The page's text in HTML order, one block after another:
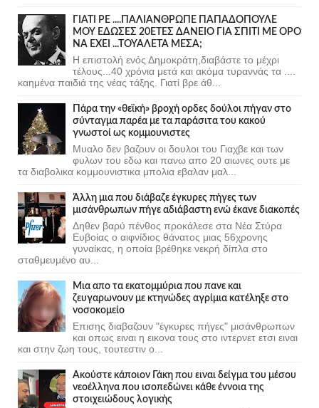
ΓΙΑΤΙ ΡΕ ....ΠΑΛΙΑΝΘΡΩΠΕ ΠΑΠΑΔΟΠΟΥΛΕ
ΜΟΥ ΕΔΩΣΕΣ 20ΕΤΕΣ ΔΑΝΕΙΟ ΓΙΑ ΣΠΙΤΙ ΜΕ ΟΡΟ
ΝΑ ΕΧΕΙ ...ΤΟΥΑΛΕΤΑ ΜΕΣΑ;
Η επιστολή ενός Δημοκράτη,διαβάστε το μέχρι
τέλους...40 χρόνια μετά και ακόμα τυραννάς τα ....
καημένα παιδιά της νέας τάξης. Γιατί βρε άθ...
Πάρα την «θεϊκή» βροχή ορδες δούλοι πήγαν στο
σύνταγμα παρέα με τα παράσιτα του κακού
γνωστοί ως κομμουνιστες
Μυαλο δεν βαζουν οι δουλοι του Γιαχβε και των
φυλων του εδω και πανω απο 20 αιωνες ουτε με
τα διαβολικα κομμουνιστικα μπολια εβαλαν μαλ...
Άλλη μια που διάβαζε έγκυρες πήγες των
μισάνθρωπων πήγε αδιάβαστη ενώ έκανε διακοπές
Δηθεν βαρύ πένθος προκάλεσε στα Νέα Στύρα
Ευβοίας ο αιφνίδιος θάνατος μιας 56χρονης
γυναίκας, η οποία βρέθηκε νεκρή δίπλα στο
σταθμευμένο αυ...
Μια απο τα εκατομμύρια που πανε και
ζευγαρωνουν με κτηνώδες αγρίμια κατέληξε στο
νοσοκομείο
Επισης διαβαζουν "έγκυρες πήγες" μισάνθρωπων
και οπως ειναι η εικονα τους στο ιντερνετ ετσι ειναι
και στην ζωη τους, τουτεστιν ο...
Ακούστε κάποιον Γάκη που ειναι δείγμα του μέσου
νεοέλληνα που ισοπεδώνει κάθε έννοια της
στοιχειώδους λογικής